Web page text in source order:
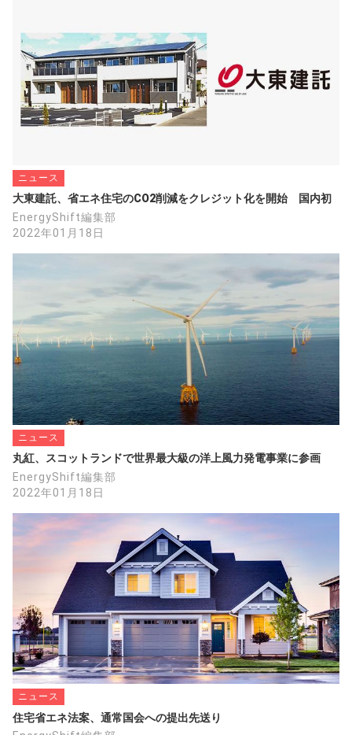
電池セルの開発に成功。世界初の成果であ
り、次世代太陽電池として期待される「タン
デム型太陽電池」の低コスト化・高効率化に
寄与する成果だという。
2019年01月22日
◉航続725kmの蘭社製「太陽光EV」、車体一
体パネルでDSMと提携
太陽光による1時間の充電で12km走行、裏面
https://project.nikkeibp.co.jp/ms/atcl/19/new
s/00001/00913/?ST=msb
◉マキシオンHP：
電気自動車にソーラーパワーをプラス
Lightyear One：クリーンモビリティの新しい
限界
https://maxeon.com/jp/case-study/lightyear-
PS
◉ほぼ全面にソーラーパネル！太陽光だけで走
れるSono Motors「Sion」がCES2021に登場
Sono MotorsはCES2021で、「Sion」の最新
プロトタイプを公開した。合計248枚ものソ
ーラーパネルを装備した電気自動車で、夏場
であれば太陽光だけで走行できる。
インターネットコム編集部
2021/01/19
https://internetcom.jp/206895/sono-motors-
ニュース
大東建託、省エネ住宅のCO2削減をクレジット化を開始　国内初
EnergyShift編集部
2022年01月18日
ニュース
丸紅、スコットランドで世界最大級の洋上風力発電事業に参画
EnergyShift編集部
2022年01月18日
ニュース
住宅省エネ法案、通常国会への提出先送り